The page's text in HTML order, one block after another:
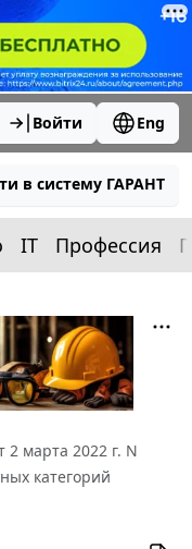
Войти Eng
в систему ГАРАНТ
IT Профессия
2 марта 2022 г. N
категорий